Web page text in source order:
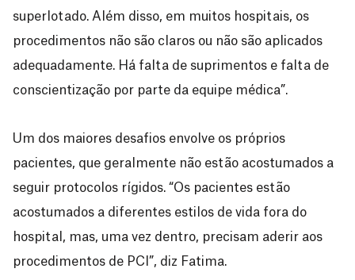
superlotado. Além disso, em muitos hospitais, os
procedimentos não são claros ou não são aplicados
adequadamente. Há falta de suprimentos e falta de
conscientização por parte da equipe médica”.
Um dos maiores desafios envolve os próprios
pacientes, que geralmente não estão acostumados a
seguir protocolos rígidos. “Os pacientes estão
acostumados a diferentes estilos de vida fora do
hospital, mas, uma vez dentro, precisam aderir aos
procedimentos de PCI”, diz Fatima.